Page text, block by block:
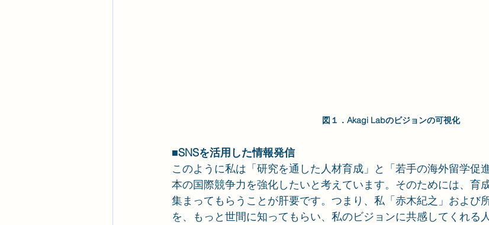
図１．Akagi Labのビジョンの可視化
■SNSを活用した情報発信
このように私は「研究を通した人材育成」と「若手の海外留学促
本の国際競争力を強化したいと考えています。そのためには、育
集まってもらうことが肝要です。つまり、私「赤木紀之」および
を、もっと世間に知ってもらい、私のビジョンに共感してくれる